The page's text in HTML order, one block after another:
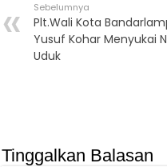
Sebelumnya
Plt.Wali Kota
Yusuf Kohar Menyukai
Uduk
Tinggalkan Balasan